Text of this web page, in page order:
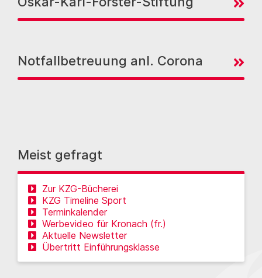
Notfallbetreuung anl. Corona
Meist gefragt
Zur KZG-Bücherei
KZG Timeline Sport
Terminkalender
Werbevideo für Kronach (fr.)
Aktuelle Newsletter
Übertritt Einführungsklasse